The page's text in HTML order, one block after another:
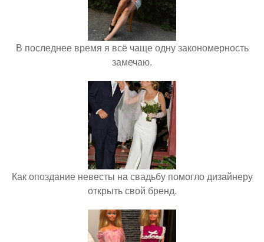
В последнее время я всё чаще одну закономерность
замечаю.
Как опоздание невесты на свадьбу помогло дизайнеру
открыть свой бренд.